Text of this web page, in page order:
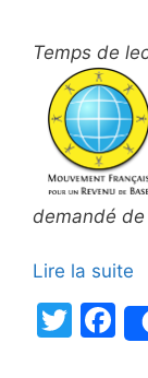
Temps de
demandé
Lire la suite
T
F
a